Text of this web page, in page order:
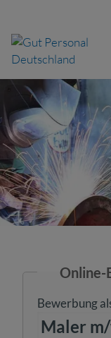
Online-
Bewerbung